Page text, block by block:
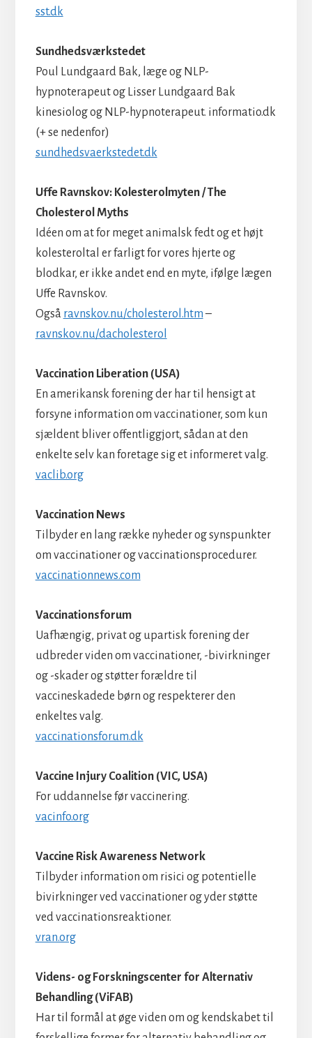
sst.dk
Sundhedsværkstedet
Poul Lundgaard Bak, læge og NLP-
hypnoterapeut og Lisser Lundgaard Bak
kinesiolog og NLP-hypnoterapeut. informatio.dk
(+ se nedenfor)
sundhedsvaerkstedet.dk
Uffe Ravnskov: Kolesterolmyten / The
Cholesterol Myths
Idéen om at for meget animalsk fedt og et højt
kolesteroltal er farligt for vores hjerte og
blodkar, er ikke andet end en myte, ifølge lægen
Uffe Ravnskov.
Også ravnskov.nu/cholesterol.htm –
ravnskov.nu/dacholesterol
Vaccination Liberation (USA)
En amerikansk forening der har til hensigt at
forsyne information om vaccinationer, som kun
sjældent bliver offentliggjort, sådan at den
enkelte selv kan foretage sig et informeret valg.
vaclib.org
Vaccination News
Tilbyder en lang række nyheder og synspunkter
om vaccinationer og vaccinationsprocedurer.
vaccinationnews.com
Vaccinationsforum
Uafhængig, privat og upartisk forening der
udbreder viden om vaccinationer, -bivirkninger
og -skader og støtter forældre til
vaccineskadede børn og respekterer den
enkeltes valg.
vaccinationsforum.dk
Vaccine Injury Coalition (VIC, USA)
For uddannelse før vaccinering.
vacinfo.org
Vaccine Risk Awareness Network
Tilbyder information om risici og potentielle
bivirkninger ved vaccinationer og yder støtte
ved vaccinationsreaktioner.
vran.org
Videns- og Forskningscenter for Alternativ
Behandling (ViFAB)
Har til formål at øge viden om og kendskabet til